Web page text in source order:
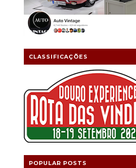
CLASSIFICAÇÕES
POPULAR POSTS